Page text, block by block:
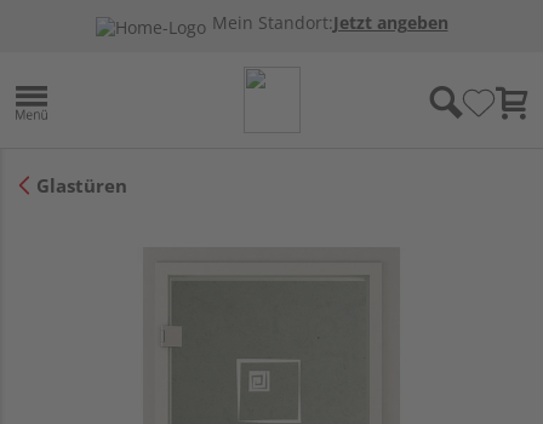
Mein Standort:Jetzt angeben
Glastüren